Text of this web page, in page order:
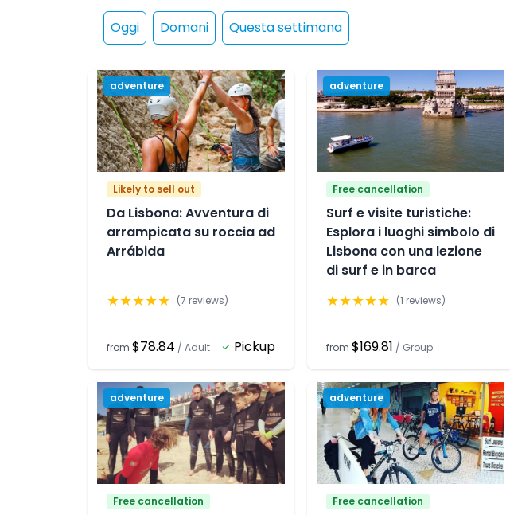
Oggi Domani Questa settimana
adventure
Likely to sell out
Da Lisbona: Avventura di
arrampicata su roccia ad
Arrábida
★★★★★ (7 reviews)
from $78.84 / Adult Pickup
adventure
Free cancellation
Surf e visite turistiche:
Esplora i luoghi simbolo di
Lisbona con una lezione
di surf e in barca
★★★★★ (1 reviews)
from $169.81 / Group
adventure
Free cancellation
adventure
Free cancellation